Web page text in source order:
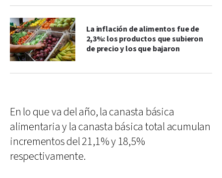
La inflación de alimentos fue de
2,3%: los productos que subieron
de precio y los que bajaron
En lo que va del año, la canasta básica
alimentaria y la canasta básica total acumulan
incrementos del 21,1% y 18,5%
respectivamente.